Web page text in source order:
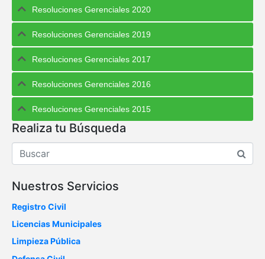
Resoluciones Gerenciales 2020
Resoluciones Gerenciales 2019
Resoluciones Gerenciales 2017
Resoluciones Gerenciales 2016
Resoluciones Gerenciales 2015
Realiza tu Búsqueda
Nuestros Servicios
Registro Civil
Licencias Municipales
Limpieza Pública